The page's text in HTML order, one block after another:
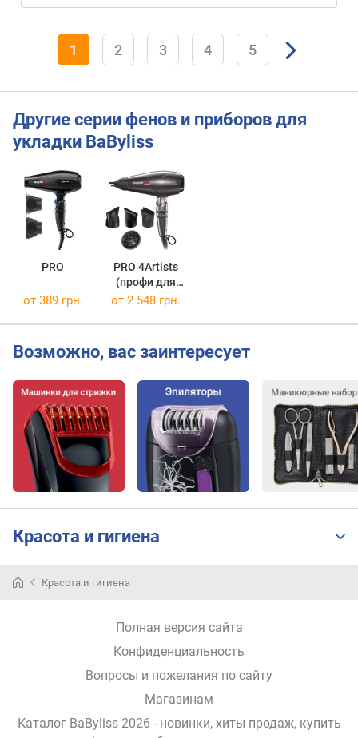
а
н
д
н
а
с
д
а
я
а
з
г
л
а
ж
и
н
л
1 2 3 4 5
Другие серии фенов и приборов для
укладки BaByliss
PRO
PRO 4Artists
(профи для
артистов)
от 389 грн. от 2 548 грн.
Возможно, вас заинтересует
Красота и гигиена
Красота и гигиена
Полная версия сайта
Конфиденциальность
Вопросы и пожелания по сайту
Магазинам
Каталог BaByliss 2026 - новинки, хиты продаж, купить